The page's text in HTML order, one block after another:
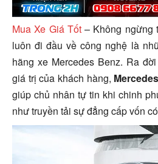
Mua Xe Giá Tốt– Không ngừng
luôn đi đầu về công nghệ là
hãng xe Mercedes Benz. Ra
giá trị của khách hàng,
giúp chủ nhân tự tin khi chinh
như truyền tải sự đẳng cấp vốn